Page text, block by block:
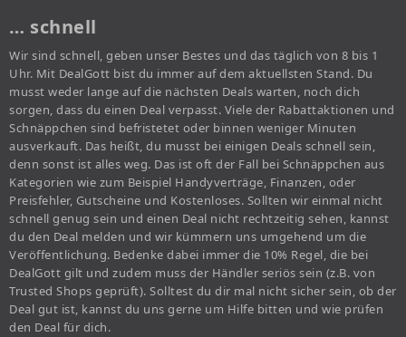
… schnell
Wir sind schnell, geben unser Bestes und das täglich von 8 bis 1
Uhr. Mit DealGott bist du immer auf dem aktuellsten Stand. Du
musst weder lange auf die nächsten Deals warten, noch dich
sorgen, dass du einen Deal verpasst. Viele der Rabattaktionen und
Schnäppchen sind befristetet oder binnen weniger Minuten
ausverkauft. Das heißt, du musst bei einigen Deals schnell sein,
denn sonst ist alles weg. Das ist oft der Fall bei Schnäppchen aus
Kategorien wie zum Beispiel Handyverträge, Finanzen, oder
Preisfehler, Gutscheine und Kostenloses. Sollten wir einmal nicht
schnell genug sein und einen Deal nicht rechtzeitig sehen, kannst
du den Deal melden und wir kümmern uns umgehend um die
Veröffentlichung. Bedenke dabei immer die 10% Regel, die bei
DealGott gilt und zudem muss der Händler seriös sein (z.B. von
Trusted Shops geprüft). Solltest du dir mal nicht sicher sein, ob der
Deal gut ist, kannst du uns gerne um Hilfe bitten und wie prüfen
den Deal für dich.